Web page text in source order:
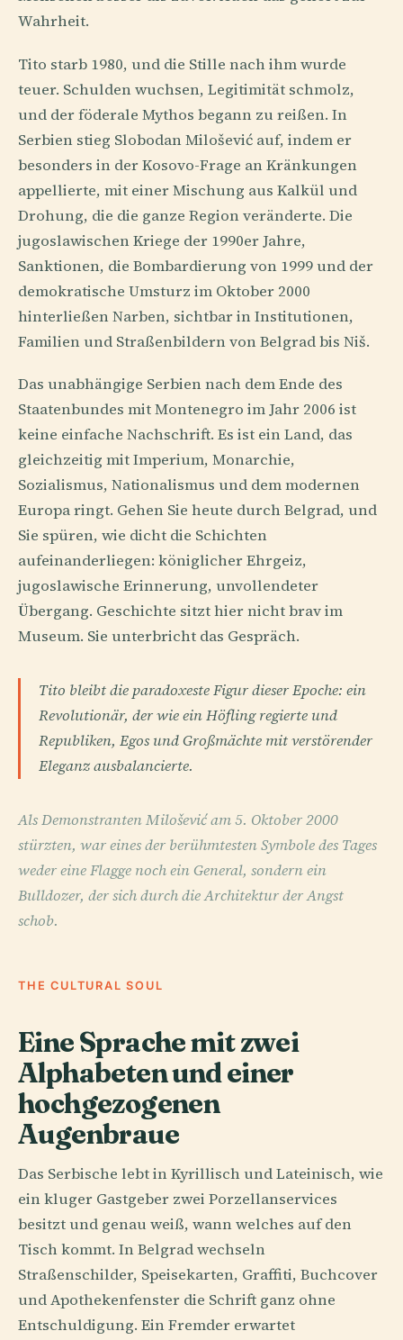
Wahrheit.
Tito starb 1980, und die Stille nach ihm wurde
teuer. Schulden wuchsen, Legitimität schmolz,
und der föderale Mythos begann zu reißen. In
Serbien stieg Slobodan Milošević auf, indem er
besonders in der Kosovo-Frage an Kränkungen
appellierte, mit einer Mischung aus Kalkül und
Drohung, die die ganze Region veränderte. Die
jugoslawischen Kriege der 1990er Jahre,
Sanktionen, die Bombardierung von 1999 und der
demokratische Umsturz im Oktober 2000
hinterließen Narben, sichtbar in Institutionen,
Familien und Straßenbildern von Belgrad bis Niš.
Das unabhängige Serbien nach dem Ende des
Staatenbundes mit Montenegro im Jahr 2006 ist
keine einfache Nachschrift. Es ist ein Land, das
gleichzeitig mit Imperium, Monarchie,
Sozialismus, Nationalismus und dem modernen
Europa ringt. Gehen Sie heute durch Belgrad, und
Sie spüren, wie dicht die Schichten
aufeinanderliegen: königlicher Ehrgeiz,
jugoslawische Erinnerung, unvollendeter
Übergang. Geschichte sitzt hier nicht brav im
Museum. Sie unterbricht das Gespräch.
Tito bleibt die paradoxeste Figur dieser Epoche: ein
Revolutionär, der wie ein Höfling regierte und
Republiken, Egos und Großmächte mit verstörender
Eleganz ausbalancierte.
Als Demonstranten Milošević am 5. Oktober 2000
stürzten, war eines der berühmtesten Symbole des Tages
weder eine Flagge noch ein General, sondern ein
Bulldozer, der sich durch die Architektur der Angst
schob.
THE CULTURAL SOUL
Eine Sprache mit zwei
Alphabeten und einer
hochgezogenen
Augenbraue
Das Serbische lebt in Kyrillisch und Lateinisch, wie
ein kluger Gastgeber zwei Porzellanservices
besitzt und genau weiß, wann welches auf den
Tisch kommt. In Belgrad wechseln
Straßenschilder, Speisekarten, Graffiti, Buchcover
und Apothekenfenster die Schrift ganz ohne
Entschuldigung. Ein Fremder erwartet